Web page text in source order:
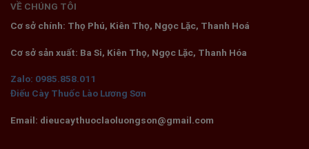
VỀ CHÚNG TÔI
Cơ sở chính: Thọ Phú, Kiên Thọ, Ngọc Lặc, Thanh Hoá
Cơ sở sản xuất: Ba Si, Kiên Thọ, Ngọc Lặc, Thanh Hóa
Zalo: 0985.858.011
Điếu Cày Thuốc Lào Lương Sơn
Email: dieucaythuoclaoluongson@gmail.com